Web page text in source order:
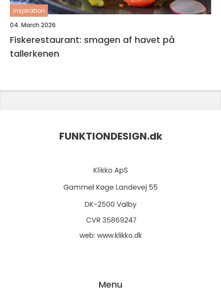
inspiration
04. March 2026
Fiskerestaurant: smagen af havet på
tallerkenen
FUNKTIONDESIGN.dk
web: www.klikko.dk
Menu